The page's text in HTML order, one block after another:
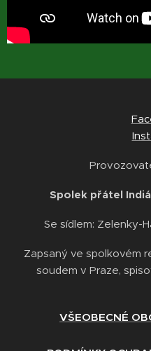
Spolek přátel
Se sídlem: Zelenky-
Zapsaný ve spolkovém
soudem v Praze,
VŠEOBECNÉ